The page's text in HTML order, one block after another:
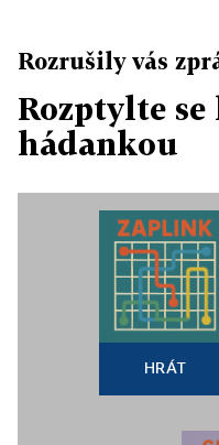
Rozrušily vás
Rozptylte
hádankou
HRÁT